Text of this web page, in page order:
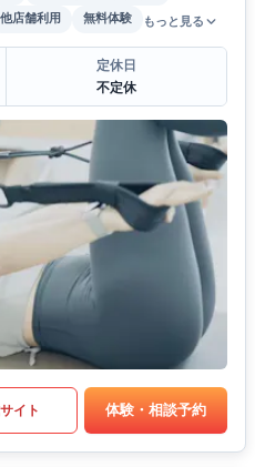
他店舗利用 無料体験 もっと見る
定休日
不定休
イト 体験・相談予約